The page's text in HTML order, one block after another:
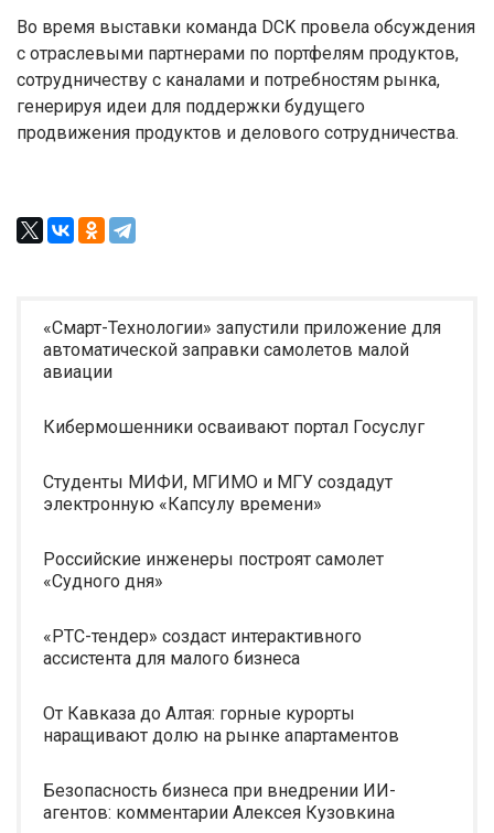
Во время выставки команда DCK провела обсуждения
с отраслевыми партнерами по портфелям продуктов,
сотрудничеству с каналами и потребностям рынка,
генерируя идеи для поддержки будущего
продвижения продуктов и делового сотрудничества.
«Смарт-Технологии» запустили приложение для
автоматической заправки самолетов малой
авиации
Кибермошенники осваивают портал Госуслуг
Студенты МИФИ, МГИМО и МГУ создадут
электронную «Капсулу времени»
Российские инженеры построят самолет
«Судного дня»
«РТС-тендер» создаст интерактивного
ассистента для малого бизнеса
От Кавказа до Алтая: горные курорты
наращивают долю на рынке апартаментов
Безопасность бизнеса при внедрении ИИ-
агентов: комментарии Алексея Кузовкина